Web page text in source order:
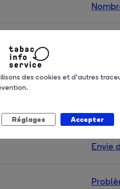
Envie
des cookies et d’autres
Réglages Accepter